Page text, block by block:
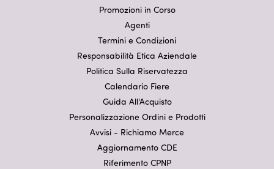
Promozioni in Corso
Agenti
Termini e Condizioni
Responsabilità Etica Aziendale
Politica Sulla Riservatezza
Calendario Fiere
Guida All'Acquisto
Personalizzazione Ordini e Prodotti
Avvisi - Richiamo Merce
Aggiornamento CDE
Riferimento CPNP